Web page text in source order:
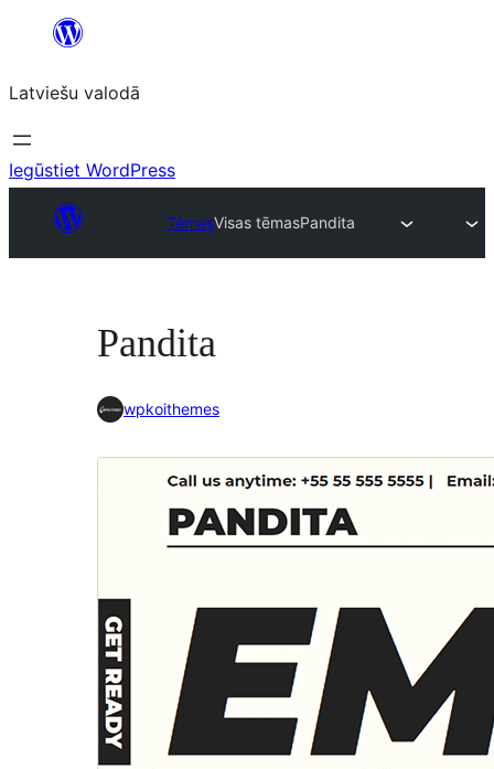
Pāriet
saturu
Latviešu valodā
Iegūstiet WordPress
TēmasVisas tēmasPandita
Pandita
wpkoithemes